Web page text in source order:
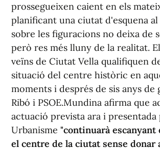
prossegueixen caient en els
planificant una ciutat d'esquena
sobre les figuracions no deixa de
però res més lluny de la realitat.
veïns de Ciutat Vella qualifiquen
situació del centre històric en
moments i després de sis anys de
Ribó i PSOE.Mundina afirma que
actuació prevista ara i presentada
Urbanisme "continuarà
el centre de la ciutat sense donar